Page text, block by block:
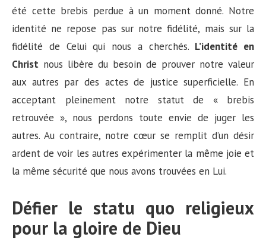
été cette brebis perdue à un moment donné. Notre
identité ne repose pas sur notre fidélité, mais sur la
fidélité de Celui qui nous a cherchés. L’identité en
Christ nous libère du besoin de prouver notre valeur
aux autres par des actes de justice superficielle. En
acceptant pleinement notre statut de « brebis
retrouvée », nous perdons toute envie de juger les
autres. Au contraire, notre cœur se remplit d’un désir
ardent de voir les autres expérimenter la même joie et
la même sécurité que nous avons trouvées en Lui.
Défier le statu quo religieux
pour la gloire de Dieu